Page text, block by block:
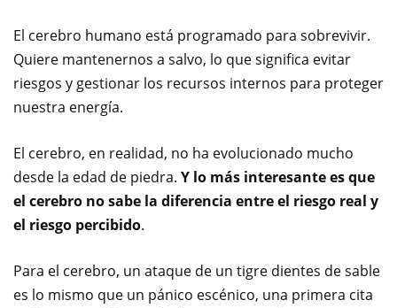
El cerebro humano está programado para sobrevivir.
Quiere mantenernos a salvo, lo que significa evitar
riesgos y gestionar los recursos internos para proteger
nuestra energía.
El cerebro, en realidad, no ha evolucionado mucho
desde la edad de piedra. Y lo más interesante es que
el cerebro no sabe la diferencia entre el riesgo real y
el riesgo percibido.
Para el cerebro, un ataque de un tigre dientes de sable
es lo mismo que un pánico escénico, una primera cita